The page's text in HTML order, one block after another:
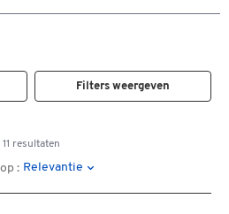
Filters weergeven
11 resultaten
: Relevantie